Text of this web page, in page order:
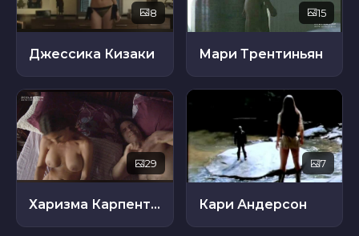
8
Джессика Кизаки
15
Мари Трентиньян
29
Харизма Карпентер
7
Кари Андерсон